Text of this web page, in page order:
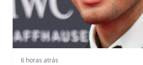
6 horas atrás